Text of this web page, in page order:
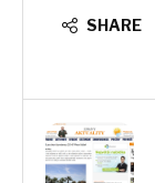
SHARE